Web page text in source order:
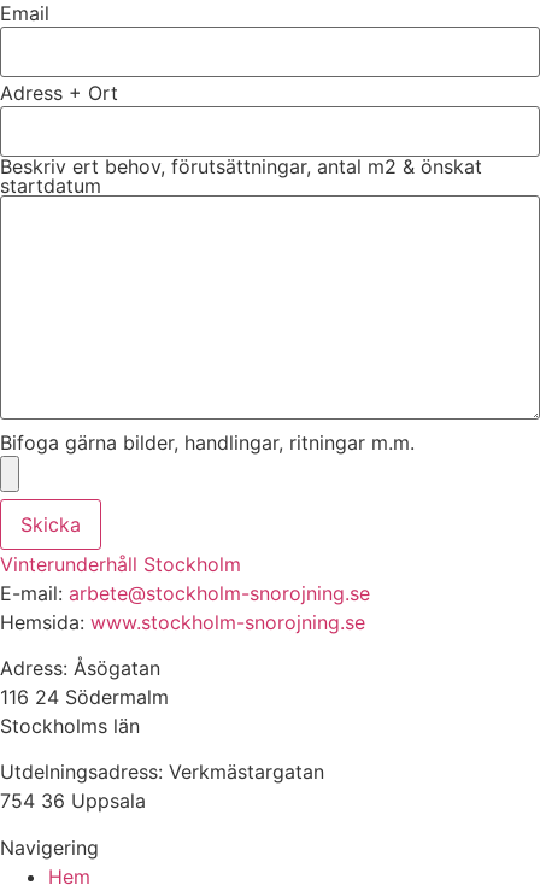
Email
Adress + Ort
Beskriv ert behov, förutsättningar, antal m2 & önskat
startdatum
Bifoga gärna bilder, handlingar, ritningar m.m.
Skicka
Vinterunderhåll Stockholm
E-mail: arbete@stockholm-snorojning.se
Hemsida: www.stockholm-snorojning.se
Adress: Åsögatan
116 24 Södermalm
Stockholms län
Utdelningsadress: Verkmästargatan
754 36 Uppsala
Navigering
Hem